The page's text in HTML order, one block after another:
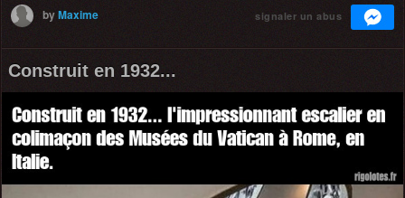
byMaxime signaler un abus
Construit en 1932...